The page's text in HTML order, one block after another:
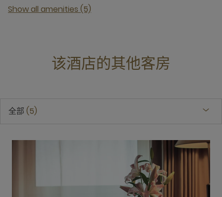
Show all amenities (5)
该酒店的其他客房
全部 5